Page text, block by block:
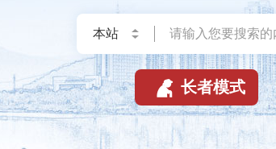
 长者模式